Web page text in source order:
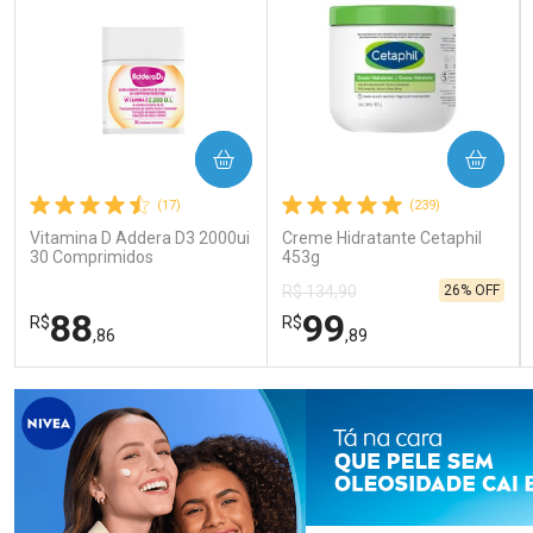
(17)
Vitamina D Addera D3 2000ui
30 Comprimidos
R$88,86
COMPRAR
FECHAR
Laboratório
FECHAR
Por Menos
(239)
Creme Hidratante Cetaphil
453g
R$ 134,90
R$99,89
26% OFF
COMPRAR
Laboratório
Por Menos